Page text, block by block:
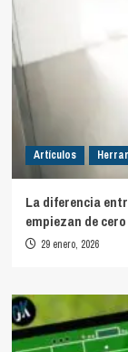
Artículos
La diferencia
empiezan de cero
29 enero, 2026